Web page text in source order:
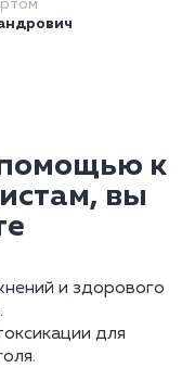
к
вы
и здорового
для